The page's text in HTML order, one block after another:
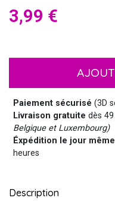
3,99 €
Paiement sécurisé (3D
Livraison gratuite dès
Belgique et Luxembourg)
Éxpédition le jour même
heures
Description